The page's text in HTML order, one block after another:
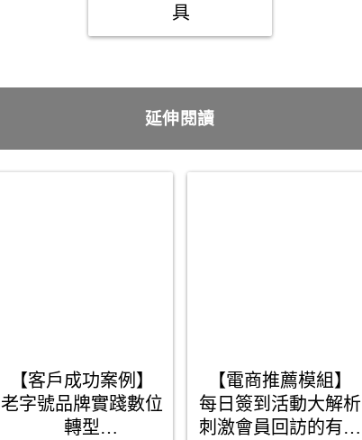
具
延伸閱讀
【客戶成功案例】
老字號品牌實踐數位
轉型
【電商推薦模組】
每日簽到活動大解析
刺激會員回訪的有效